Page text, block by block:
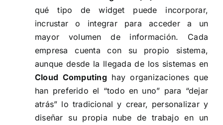
qué tipo de widget puede incorporar,
incrustar o integrar para acceder a un
mayor volumen de información. Cada
empresa cuenta con su propio sistema,
aunque desde la llegada de los sistemas en
Cloud Computinghay organizaciones que
han preferido el “todo en uno” para “dejar
atrás” lo tradicional y crear, personalizar y
diseñar su propia nube de trabajo en un